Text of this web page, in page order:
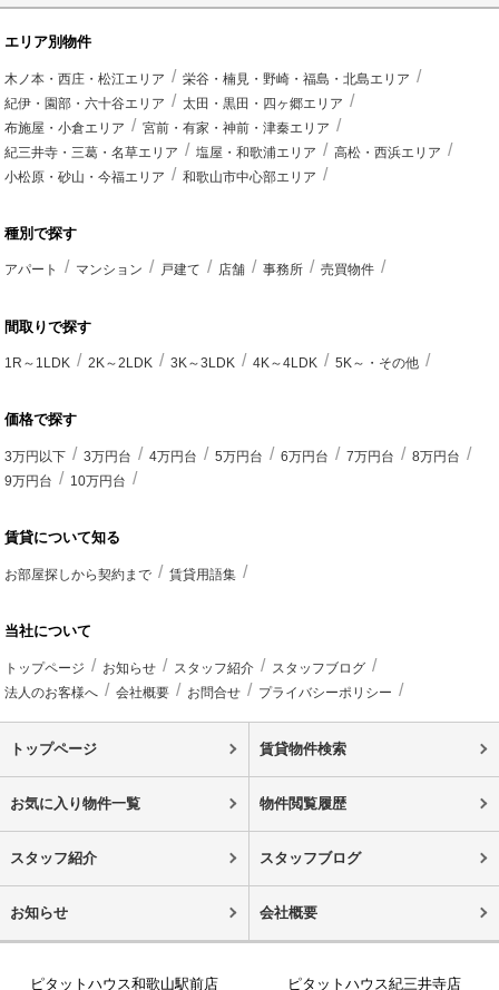
エリア別物件
木ノ本・西庄・松江エリア
栄谷・楠見・野崎・福島・北島エリア
紀伊・園部・六十谷エリア
太田・黒田・四ヶ郷エリア
布施屋・小倉エリア
宮前・有家・神前・津秦エリア
紀三井寺・三葛・名草エリア
塩屋・和歌浦エリア
高松・西浜エリア
小松原・砂山・今福エリア
和歌山市中心部エリア
種別で探す
アパート マンション 戸建て 店舗 事務所 売買物件
間取りで探す
1R～1LDK 2K～2LDK 3K～3LDK 4K～4LDK 5K～・その他
価格で探す
3万円以下 3万円台 4万円台 5万円台 6万円台 7万円台
8万円台
9万円台
10万円台
賃貸について知る
お部屋探しから契約まで 賃貸用語集
当社について
トップページ お知らせ スタッフ紹介
スタッフブログ
法人のお客様へ
会社概要 お問合せ プライバシーポリシー
トップページ 賃貸物件検索
お気に入り物件一覧 物件閲覧履歴
スタッフ紹介 スタッフブログ
お知らせ 会社概要
ピタットハウス和歌山駅前店 ピタットハウス紀三井寺店